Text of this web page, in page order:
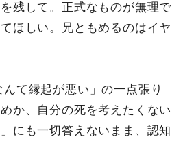
残して。正式なものが無理で
ほしい。兄ともめるのはイヤ
て縁起が悪い」の一点張り
か、自分の死を考えたくない
にも一切答えないまま、認知